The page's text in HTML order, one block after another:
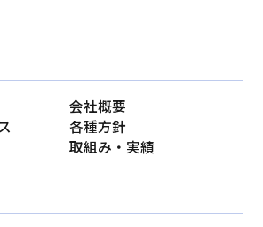
会社概要
各種方針
取組み・実績